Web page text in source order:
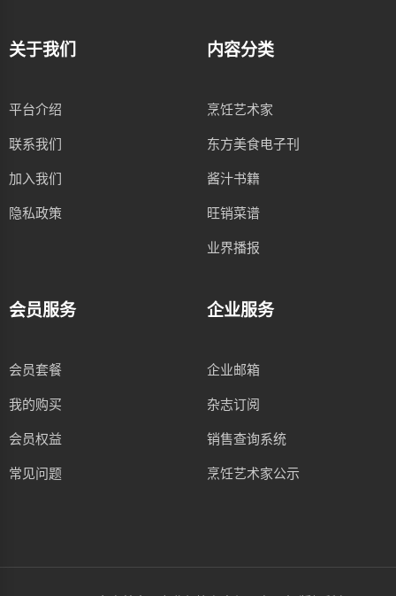
关于我们
平台介绍
联系我们
加入我们
隐私政策
内容分类
烹饪艺术家
东方美食电子刊
酱汁书籍
旺销菜谱
业界播报
会员服务
会员套餐
我的购买
会员权益
常见问题
企业服务
企业邮箱
杂志订阅
销售查询系统
烹饪艺术家公示